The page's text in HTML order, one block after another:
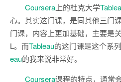
Coursera 上的杜克大学
心。其实这门课，是同其他三门
门课，内容上更加基础，主要是
L。而Tableau的这门课是这个系
eau的我来说非常好。
Coursera课程的特点，通常